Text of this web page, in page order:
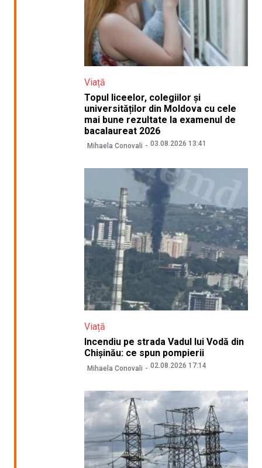
Viață
Topul liceelor, colegiilor și
universităților din Moldova cu cele
mai bune rezultate la examenul de
bacalaureat 2026
Mihaela Conovali 03.08.2026 13:41
Viață
Incendiu pe strada Vadul lui Vodă din
Chișinău: ce spun pompierii
Mihaela Conovali 02.08.2026 17:14